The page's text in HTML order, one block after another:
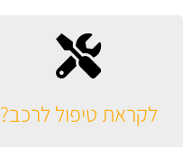
לקראת טיפול לרכב?